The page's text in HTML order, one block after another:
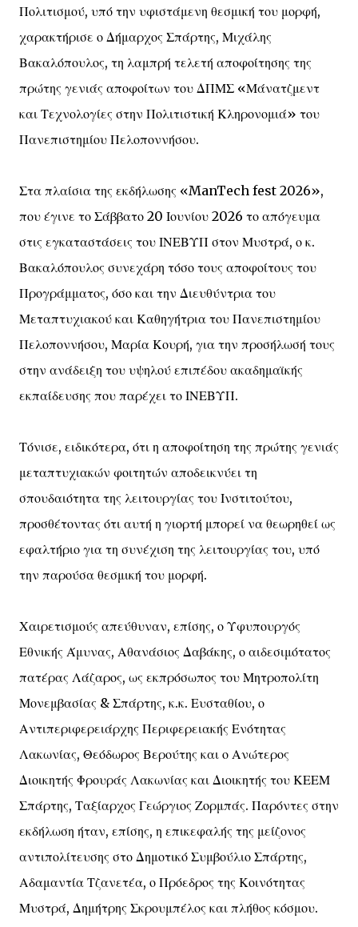
Πολιτισμού, υπό την υφιστάμενη θεσμική του μορφή,
χαρακτήρισε ο Δήμαρχος Σπάρτης, Μιχάλης
Βακαλόπουλος, τη λαμπρή τελετή αποφοίτησης της
πρώτης γενιάς αποφοίτων του ΔΠΜΣ «Μάνατζμεντ
και Τεχνολογίες στην Πολιτιστική Κληρονομιά» του
Πανεπιστημίου Πελοποννήσου.
Στα πλαίσια της εκδήλωσης «ManTech fest 2026»,
που έγινε το Σάββατο 20 Ιουνίου 2026 το απόγευμα
στις εγκαταστάσεις του ΙΝΕΒΥΠ στον Μυστρά, ο κ.
Βακαλόπουλος συνεχάρη τόσο τους αποφοίτους του
Προγράμματος, όσο και την Διευθύντρια του
Μεταπτυχιακού και Καθηγήτρια του Πανεπιστημίου
Πελοποννήσου, Μαρία Κουρή, για την προσήλωσή τους
στην ανάδειξη του υψηλού επιπέδου ακαδημαϊκής
εκπαίδευσης που παρέχει το ΙΝΕΒΥΠ.
Τόνισε, ειδικότερα, ότι η αποφοίτηση της πρώτης γενιάς
μεταπτυχιακών φοιτητών αποδεικνύει τη
σπουδαιότητα της λειτουργίας του Ινστιτούτου,
προσθέτοντας ότι αυτή η γιορτή μπορεί να θεωρηθεί ως
εφαλτήριο για τη συνέχιση της λειτουργίας του, υπό
την παρούσα θεσμική του μορφή.
Χαιρετισμούς απεύθυναν, επίσης, ο Υφυπουργός
Εθνικής Άμυνας, Αθανάσιος Δαβάκης, ο αιδεσιμότατος
πατέρας Λάζαρος, ως εκπρόσωπος του Μητροπολίτη
Μονεμβασίας & Σπάρτης, κ.κ. Ευσταθίου, ο
Αντιπεριφερειάρχης Περιφερειακής Ενότητας
Λακωνίας, Θεόδωρος Βερούτης και ο Ανώτερος
Διοικητής Φρουράς Λακωνίας και Διοικητής του ΚΕΕΜ
Σπάρτης, Ταξίαρχος Γεώργιος Ζορμπάς. Παρόντες στην
εκδήλωση ήταν, επίσης, η επικεφαλής της μείζονος
αντιπολίτευσης στο Δημοτικό Συμβούλιο Σπάρτης,
Αδαμαντία Τζανετέα, ο Πρόεδρος της Κοινότητας
Μυστρά, Δημήτρης Σκρουμπέλος και πλήθος κόσμου.